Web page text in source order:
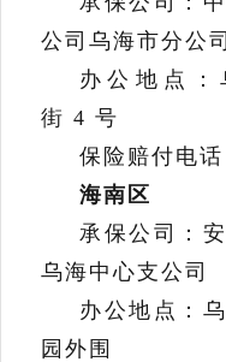
公司乌海市分公司
办公地点：
街 4 号
保险赔付电话
海南区
承保公司：
乌海中心支公司
办公地点：
园外围